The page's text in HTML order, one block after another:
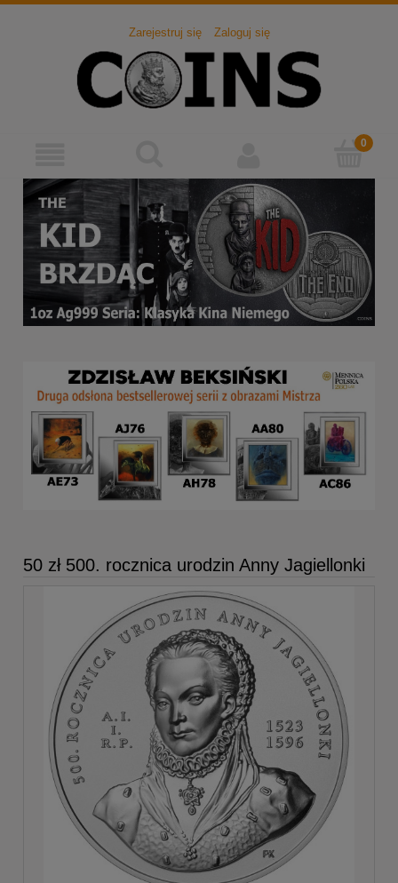
Zarejestruj się Zaloguj się
50 zł 500. rocznica urodzin Anny Jagiellonki